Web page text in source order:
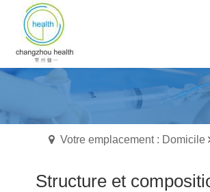
Votre emplacement : Domicile
Structure et